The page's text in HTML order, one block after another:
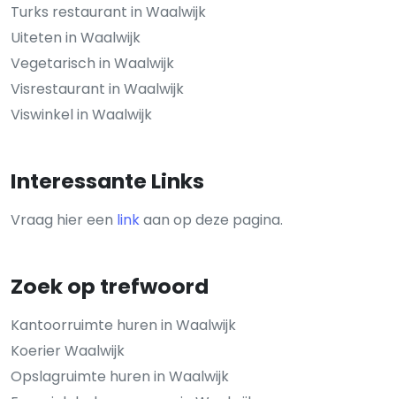
Turks restaurant in Waalwijk
Uiteten in Waalwijk
Vegetarisch in Waalwijk
Visrestaurant in Waalwijk
Viswinkel in Waalwijk
Interessante Links
Vraag hier een linkaan op deze pagina.
Zoek op trefwoord
Kantoorruimte huren in Waalwijk
Koerier Waalwijk
Opslagruimte huren in Waalwijk